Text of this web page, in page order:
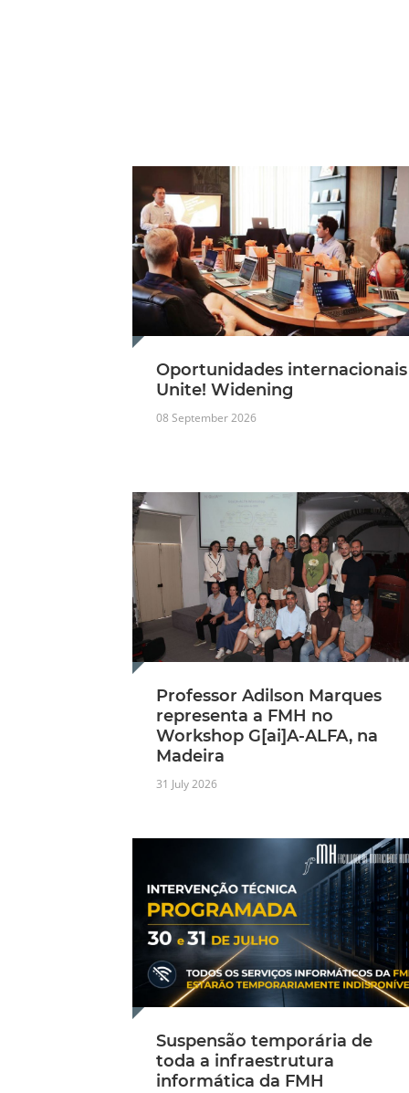
Oportunidades internacionais
Unite! Widening
08 September 2026
Professor Adilson Marques
representa a FMH no
Workshop G[ai]A-ALFA, na
Madeira
31 July 2026
Suspensão temporária de
toda a infraestrutura
informática da FMH